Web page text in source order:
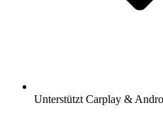
Unterstützt Carplay &